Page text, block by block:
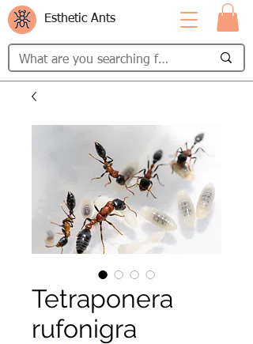
Esthetic Ants
Tetraponera
rufonigra